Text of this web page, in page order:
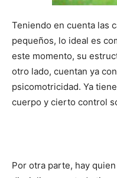
Teniendo en cuenta las
pequeños, lo ideal es
este momento, su
otro lado, cuentan ya
psicomotricidad. Ya
cuerpo y cierto control
Por otra parte, hay